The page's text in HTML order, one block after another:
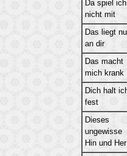
Da spiel ich
nicht mit
Das liegt
an dir
Das macht
mich krank
Dich halt
fest
Dieses
ungewisse
Hin und Her